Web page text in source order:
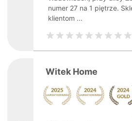
numer 27 na 1 piętrze.
klientom ...
Witek Home